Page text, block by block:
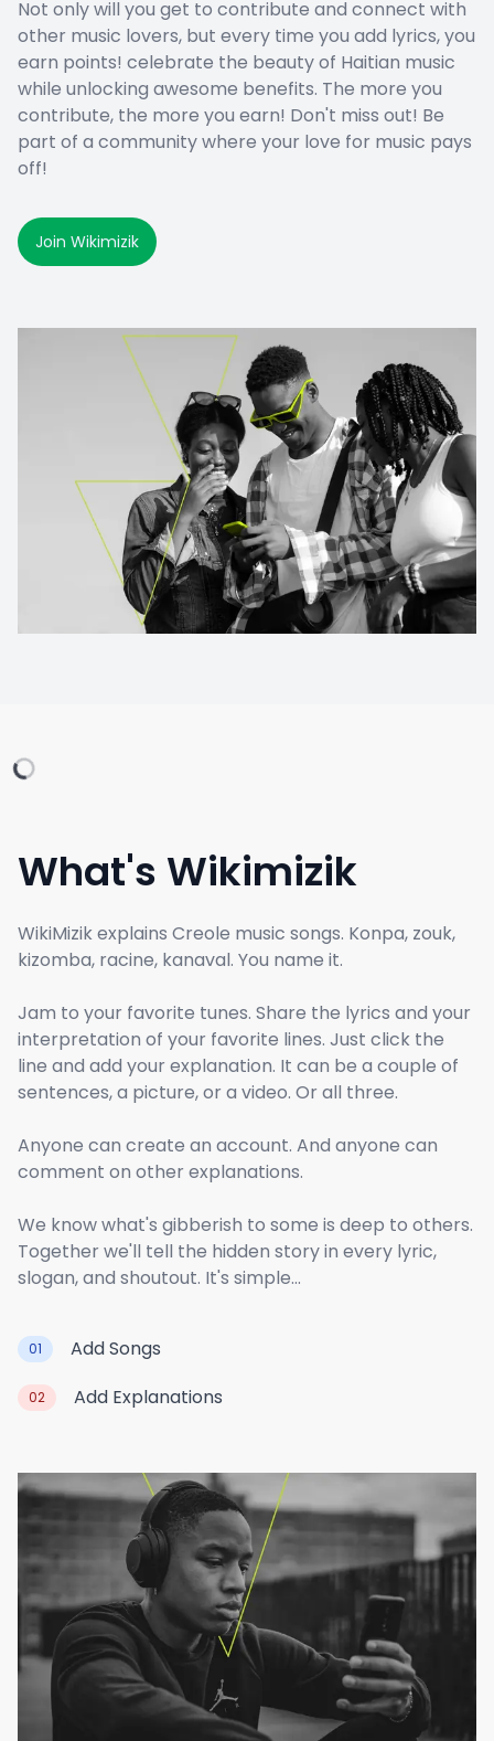
Not only will you get to contribute and connect with
other music lovers, but every time you add lyrics, you
earn points! celebrate the beauty of Haitian music
while unlocking awesome benefits. The more you
contribute, the more you earn! Don't miss out! Be
part of a community where your love for music pays
off!
Join Wikimizik
What's Wikimizik
WikiMizik explains Creole music songs. Konpa, zouk,
kizomba, racine, kanaval. You name it.
Jam to your favorite tunes. Share the lyrics and your
interpretation of your favorite lines. Just click the
line and add your explanation. It can be a couple of
sentences, a picture, or a video. Or all three.
Anyone can create an account. And anyone can
comment on other explanations.
We know what's gibberish to some is deep to others.
Together we'll tell the hidden story in every lyric,
slogan, and shoutout. It's simple...
01 Add Songs
02 Add Explanations